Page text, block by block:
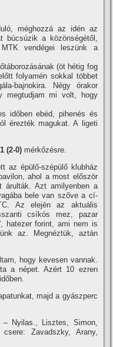
méghozzá az idén az
búcsúzik a közönségétől,
vendégei leszünk a
(öt hétig fog
folyamén sokkal többet
bajnokira. Négy órakor
megtudjam mi volt, hogy
időben ebéd, pihenés és
érezték magukat. A ligeti
(2-0) mérkőzésre.
az épülő-szépülő klubház
ahol a most először
árulták. Azt amilyenben a
bele van szőve a cí­
Az elején az aktuális
csí­kós mez, pazar
hatezer forint, ami nem is
az. Megnéztük, aztán
hogy kevesen vannak.
a népet. Azért 10 ezren
majd a gyászperc
Nyilas., Lisztes, Simon,
Zavadszky, Arany,